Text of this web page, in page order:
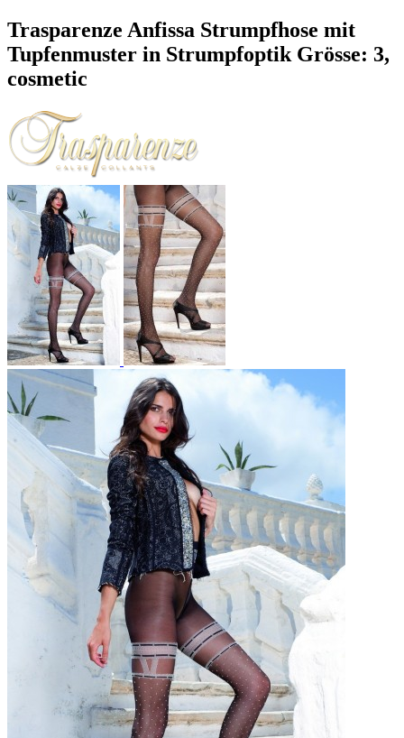
Trasparenze Anfissa Strumpfhose mit
Tupfenmuster in Strumpfoptik Grösse: 3,
cosmetic